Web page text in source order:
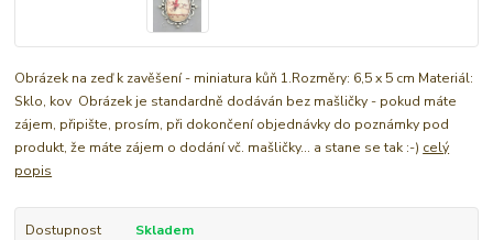
Obrázek na zeď k zavěšení - miniatura kůň 1.Rozměry: 6,5 x 5 cm Materiál:
Sklo, kov Obrázek je standardně dodáván bez mašličky - pokud máte
zájem, připište, prosím, při dokončení objednávky do poznámky pod
produkt, že máte zájem o dodání vč. mašličky... a stane se tak :-) celý
popis
Dostupnost Skladem